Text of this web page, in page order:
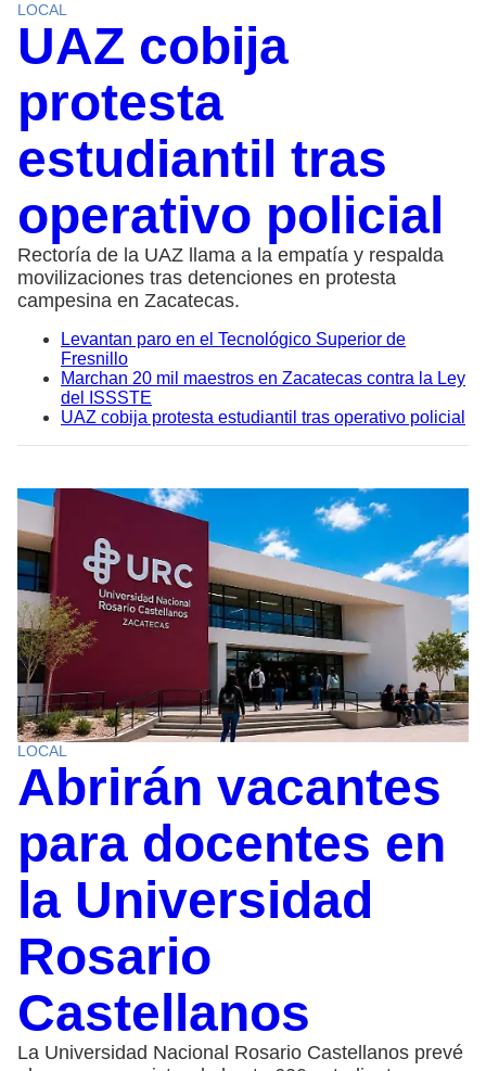
LOCAL
UAZ cobija
protesta
estudiantil tras
operativo policial
Rectoría de la UAZ llama a la empatía y respalda
movilizaciones tras detenciones en protesta
campesina en Zacatecas.
Levantan paro en el Tecnológico Superior de
Fresnillo
Marchan 20 mil maestros en Zacatecas contra la Ley
del ISSSTE
UAZ cobija protesta estudiantil tras operativo policial
LOCAL
Abrirán vacantes
para docentes en
la Universidad
Rosario
Castellanos
La Universidad Nacional Rosario Castellanos prevé